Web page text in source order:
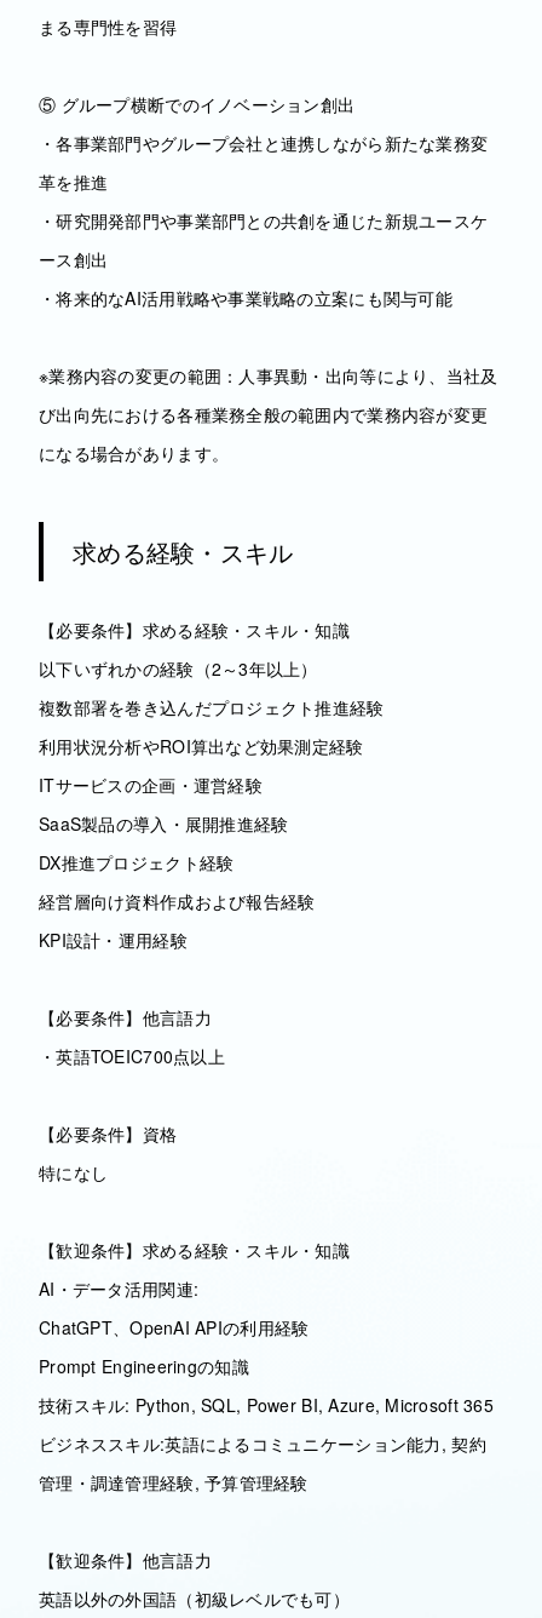
まる専門性を習得
⑤ グループ横断でのイノベーション創出
・各事業部門やグループ会社と連携しながら新たな業務変
革を推進
・研究開発部門や事業部門との共創を通じた新規ユースケ
ース創出
・将来的なAI活用戦略や事業戦略の立案にも関与可能
※業務内容の変更の範囲：人事異動・出向等により、当社及
び出向先における各種業務全般の範囲内で業務内容が変更
になる場合があります。
求める経験・スキル
【必要条件】求める経験・スキル・知識
以下いずれかの経験（2～3年以上）
複数部署を巻き込んだプロジェクト推進経験
利用状況分析やROI算出など効果測定経験
ITサービスの企画・運営経験
SaaS製品の導入・展開推進経験
DX推進プロジェクト経験
経営層向け資料作成および報告経験
KPI設計・運用経験
【必要条件】他言語力
・英語TOEIC700点以上
【必要条件】資格
特になし
【歓迎条件】求める経験・スキル・知識
AI・データ活用関連:
ChatGPT、OpenAI APIの利用経験
Prompt Engineeringの知識
技術スキル: Python, SQL, Power BI, Azure, Microsoft 365
ビジネススキル:英語によるコミュニケーション能力, 契約
管理・調達管理経験, 予算管理経験
【歓迎条件】他言語力
英語以外の外国語（初級レベルでも可）